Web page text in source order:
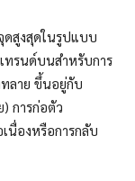
ดสูงสุดในรูปแบบ
ทรนด์บนสำหรับการ
ลาย ขึ้นอยู่กับ
การก่อตัว
นื่องหรือการกลับ